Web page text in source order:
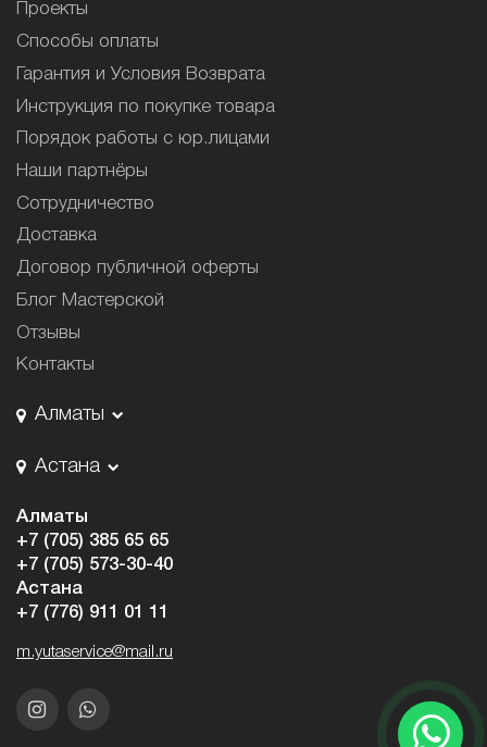
Проекты
Способы оплаты
Гарантия и Условия Возврата
Инструкция по покупке товара
Порядок работы с юр.лицами
Наши партнёры
Сотрудничество
Доставка
Договор публичной оферты
Блог Мастерской
Отзывы
Контакты
Алматы
Астана
Алматы
+7 (705) 385 65 65
+7 (705) 573-30-40
Астана
+7 (776) 911 01 11
m.yutaservice@mail.ru